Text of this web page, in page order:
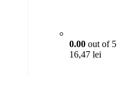
0.00 out of 5
16,47 lei